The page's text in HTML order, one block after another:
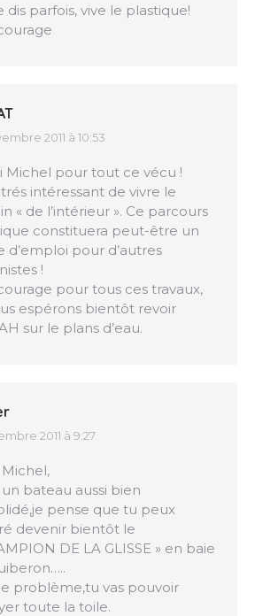
dis parfois, vive le plastique!
2011 à 10:53
Michel pour tout ce vécu !
trés intéressant de vivre le
« de l’intérieur ». Ce parcours
constituera peut-être un
d’emploi pour d’autres
!
pour tous ces travaux,
espérons bientôt revoir
sur le plans d’eau.
2011 à 9:27
bateau aussi bien
pense que tu peux
devenir bientôt le
DE LA GLISSE » en baie
problème,tu vas pouvoir
toute la toile.